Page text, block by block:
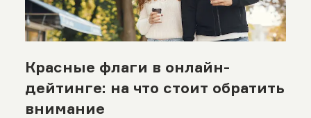
Красные флаги в онлайн-
дейтинге: на что стоит обратить
внимание